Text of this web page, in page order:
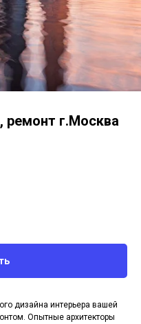
г.Москва
дизайна интерьера вашей
Опытные архитекторы